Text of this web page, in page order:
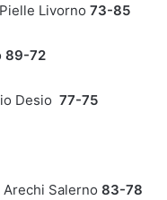
Livorno 73-85
89-72
Desio 77-75
Arechi Salerno 83-78